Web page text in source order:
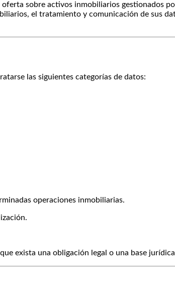
sobre activos inmobiliarios gestionados
el tratamiento y comunicación de sus
las siguientes categorías de datos:
operaciones inmobiliarias.
exista una obligación legal o una base